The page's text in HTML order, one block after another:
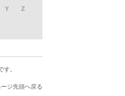
Y Z
す。
ジ先頭へ戻る